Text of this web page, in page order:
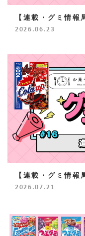
【連載・グミ情
2026.06.23
【連載・グミ情
2026.07.21